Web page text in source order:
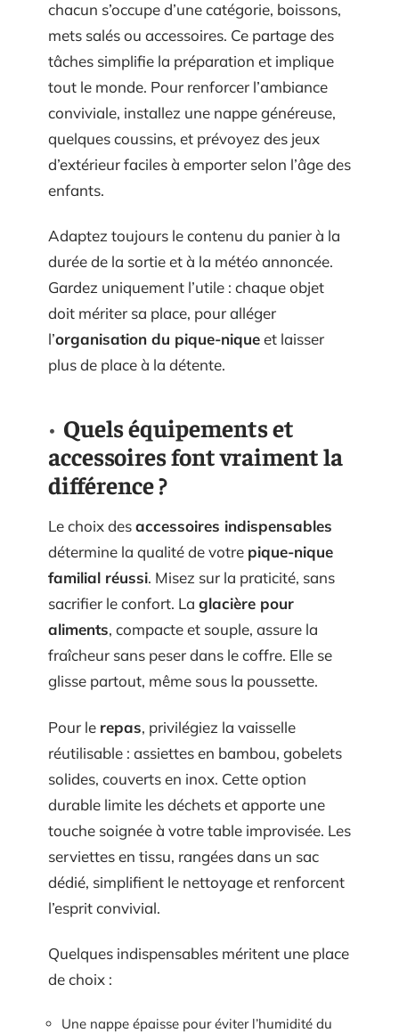
chacun s’occupe d’une catégorie, boissons,
mets salés ou accessoires. Ce partage des
tâches simplifie la préparation et implique
tout le monde. Pour renforcer l’ambiance
conviviale, installez une nappe généreuse,
quelques coussins, et prévoyez des jeux
d’extérieur faciles à emporter selon l’âge des
enfants.
Adaptez toujours le contenu du panier à la
durée de la sortie et à la météo annoncée.
Gardez uniquement l’utile : chaque objet
doit mériter sa place, pour alléger
l’organisation du pique-niqueet laisser
plus de place à la détente.
Quels équipements et
accessoires font vraiment la
différence ?
Le choix desaccessoires indispensables
détermine la qualité de votre pique-nique
familial réussi. Misez sur la praticité, sans
sacrifier le confort. La glacière pour
aliments, compacte et souple, assure la
fraîcheur sans peser dans le coffre. Elle se
glisse partout, même sous la poussette.
Pour le repas, privilégiez la vaisselle
réutilisable : assiettes en bambou, gobelets
solides, couverts en inox. Cette option
durable limite les déchets et apporte une
touche soignée à votre table improvisée. Les
serviettes en tissu, rangées dans un sac
dédié, simplifient le nettoyage et renforcent
l’esprit convivial.
Quelques indispensables méritent une place
de choix :
Une nappe épaisse pour éviter l’humidité du